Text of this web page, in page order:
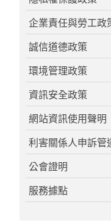
企業責任與勞工政
誠信道德政策
環境管理政策
資訊安全政策
網站資訊使用聲明
利害關係人申訴管
公會證明
服務據點